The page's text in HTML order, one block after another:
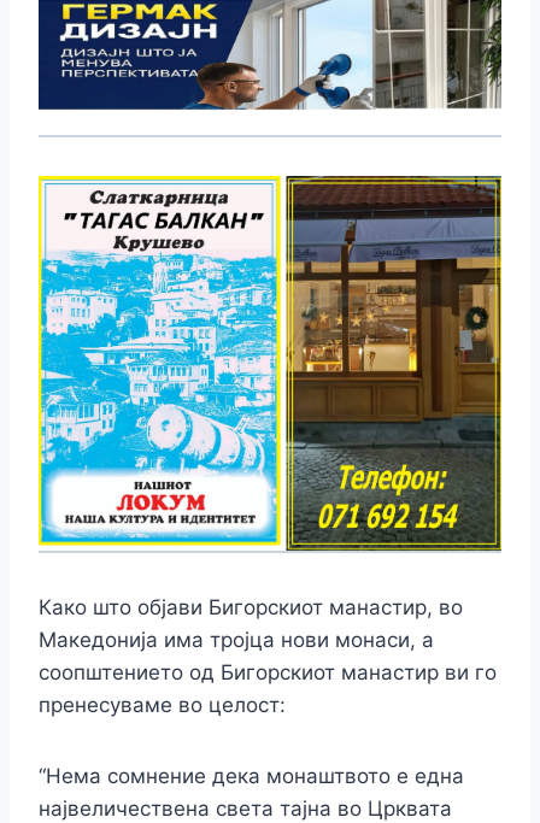
Како што објави Бигорскиот манастир, во
Mакедонија има тројца нови монаси, а
соопштението од Бигорскиот манастир ви го
пренесуваме во целост:
“Нема сомнение дека монаштвото е една
највеличествена света тајна во Црквата